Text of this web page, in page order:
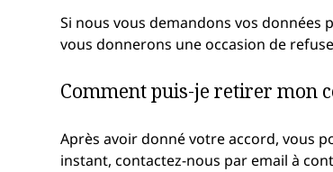
Si nous vous demandons vos
vous donnerons une occasion de
Comment puis-je retirer mon
Après avoir donné votre accord, vous
instant, contactez-nous par email à